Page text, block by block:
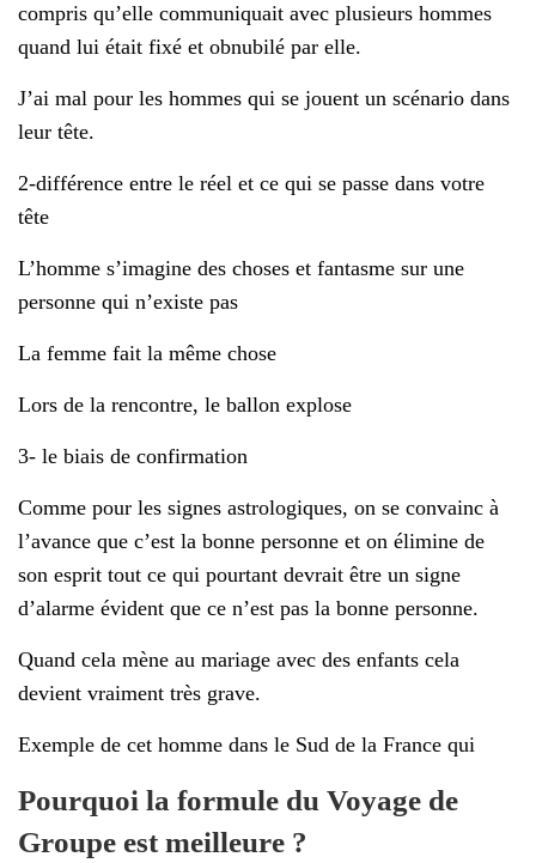
compris qu’elle communiquait avec plusieurs hommes
quand lui était fixé et obnubilé par elle.
J’ai mal pour les hommes qui se jouent un scénario dans
leur tête.
2-différence entre le réel et ce qui se passe dans votre
tête
L’homme s’imagine des choses et fantasme sur une
personne qui n’existe pas
La femme fait la même chose
Lors de la rencontre, le ballon explose
3- le biais de confirmation
Comme pour les signes astrologiques, on se convainc à
l’avance que c’est la bonne personne et on élimine de
son esprit tout ce qui pourtant devrait être un signe
d’alarme évident que ce n’est pas la bonne personne.
Quand cela mène au mariage avec des enfants cela
devient vraiment très grave.
Exemple de cet homme dans le Sud de la France qui
Pourquoi la formule du Voyage de
Groupe est meilleure ?